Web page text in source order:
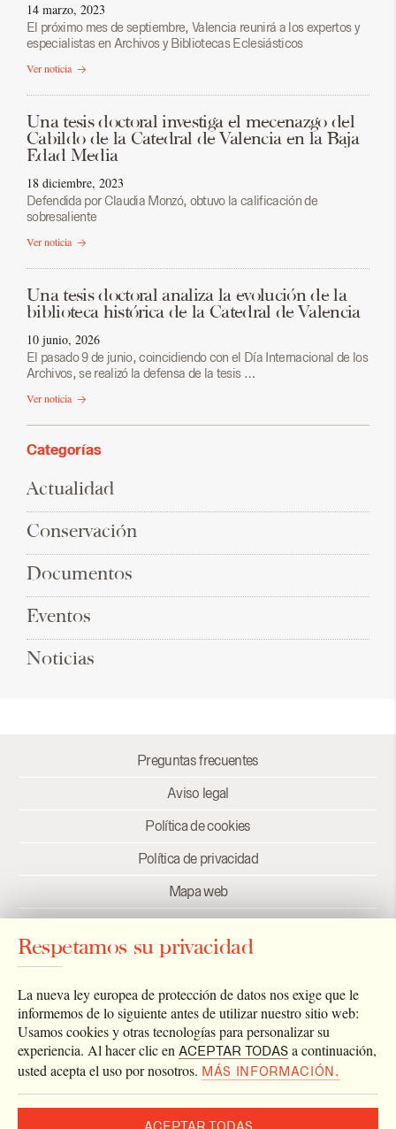
14 marzo, 2023
El próximo mes de septiembre, Valencia reunirá a los expertos y
especialistas en Archivos y Bibliotecas Eclesiásticos
Ver noticia
Una tesis doctoral investiga el mecenazgo del
Cabildo de la Catedral de Valencia en la Baja
Edad Media
18 diciembre, 2023
Defendida por Claudia Monzó, obtuvo la calificación de
sobresaliente
Ver noticia
Una tesis doctoral analiza la evolución de la
biblioteca histórica de la Catedral de Valencia
10 junio, 2026
El pasado 9 de junio, coincidiendo con el Día Internacional de los
Archivos, se realizó la defensa de la tesis …
Ver noticia
Categorías
Actualidad
Conservación
Documentos
Eventos
Noticias
Preguntas frecuentes
Aviso legal
Política de cookies
Política de privacidad
Mapa web
Enlaces
Newsletter
Respetamos su privacidad
La nueva ley europea de protección de datos nos exige que le
informemos de lo siguiente antes de utilizar nuestro sitio web:
Usamos cookies y otras tecnologías para personalizar su
experiencia. Al hacer clic en ACEPTAR TODAS a continuación,
usted acepta el uso por nosotros. MÁS INFORMACIÓN.